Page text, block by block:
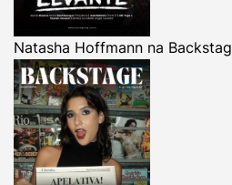
Natasha Hoffmann na